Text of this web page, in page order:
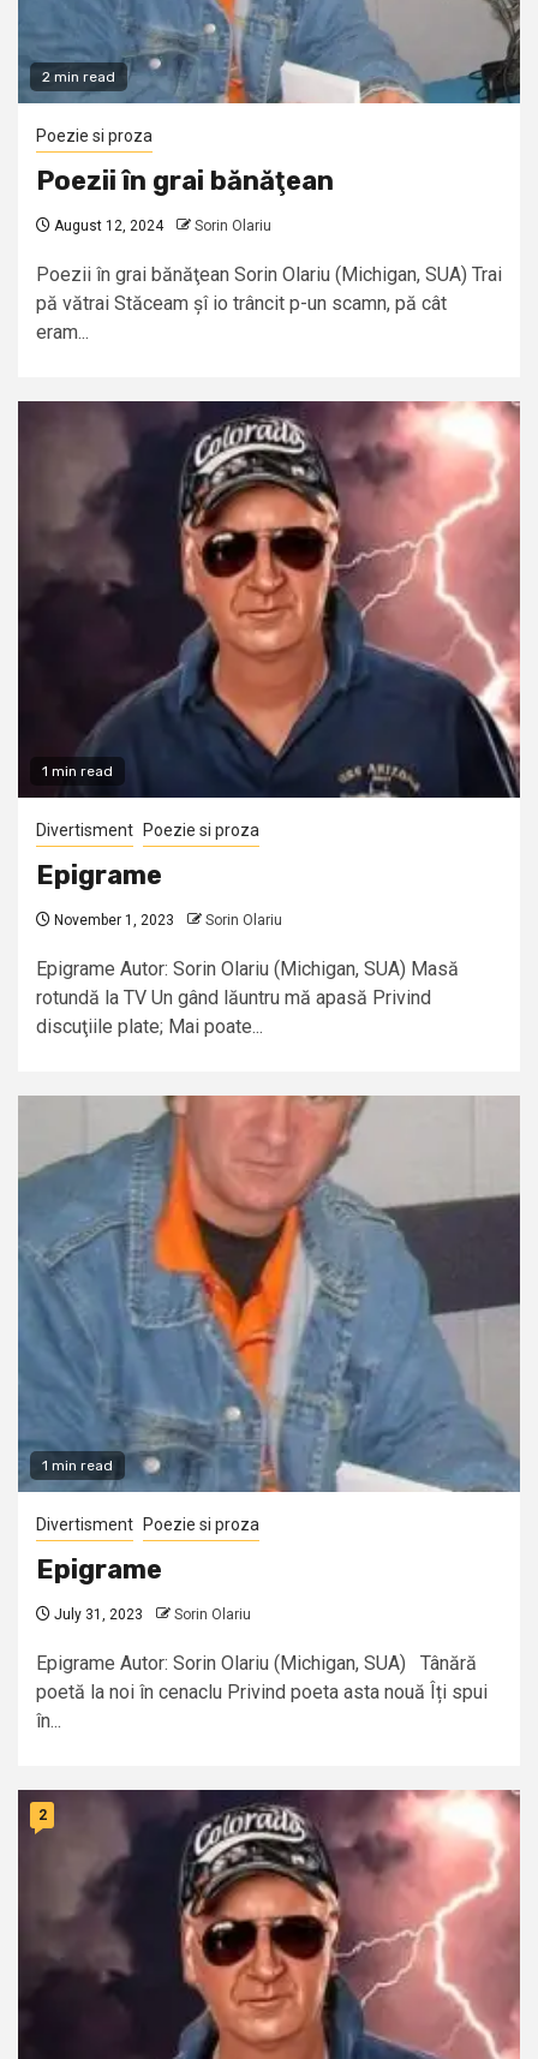
2 min read
Poezie si proza
Poezii în grai bănăţean
August 12, 2024 Sorin Olariu
Poezii în grai bănăţean Sorin Olariu (Michigan, SUA) Trai
pă vătrai Stăceam șî io trâncit p-un scamn, pă cât
eram...
1 min read
Divertisment Poezie si proza
Epigrame
November 1, 2023 Sorin Olariu
Epigrame Autor: Sorin Olariu (Michigan, SUA) Masă
rotundă la TV Un gând lăuntru mă apasă Privind
discuţiile plate; Mai poate...
1 min read
Divertisment Poezie si proza
Epigrame
July 31, 2023 Sorin Olariu
Epigrame Autor: Sorin Olariu (Michigan, SUA) Tânără
poetă la noi în cenaclu Privind poeta asta nouă Îți spui
în...
2